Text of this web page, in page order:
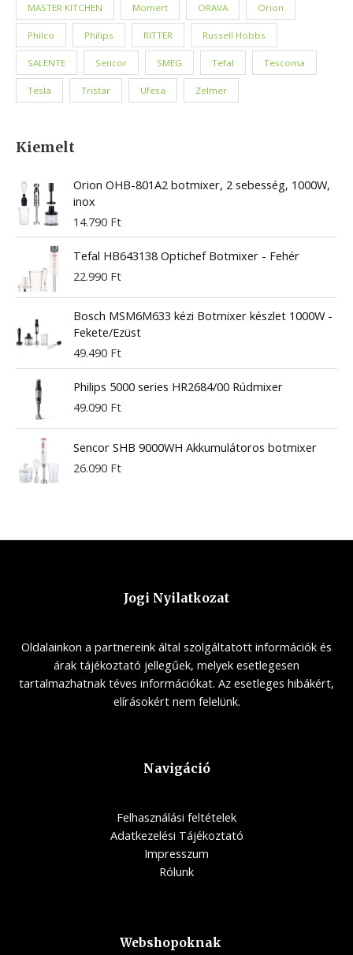
MASTER KITCHEN Momert ORAVA Orion
Philco Philips RITTER Russell Hobbs
SALENTE Sencor SMEG Tefal Tescoma
Tesla Tristar Ufesa Zelmer
Kiemelt
Orion OHB-801A2 botmixer, 2 sebesség, 1000W,
inox
14.790 Ft
Tefal HB643138 Optichef Botmixer - Fehér
22.990 Ft
Bosch MSM6M633 kézi Botmixer készlet 1000W -
Fekete/Ezüst
49.490 Ft
Philips 5000 series HR2684/00 Rúdmixer
49.090 Ft
Sencor SHB 9000WH Akkumulátoros botmixer
26.090 Ft
Jogi Nyilatkozat
Oldalainkon a partnereink által szolgáltatott információk és
árak tájékoztató jellegűek, melyek esetlegesen
tartalmazhatnak téves információkat. Az esetleges hibákért,
elírásokért nem felelünk.
Navigáció
Felhasználási feltételek
Adatkezelési Tájékoztató
Impresszum
Rólunk
Webshopoknak